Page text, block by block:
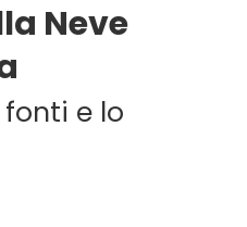
Neve
e lo